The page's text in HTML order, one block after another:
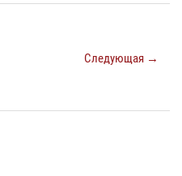
Следующая →